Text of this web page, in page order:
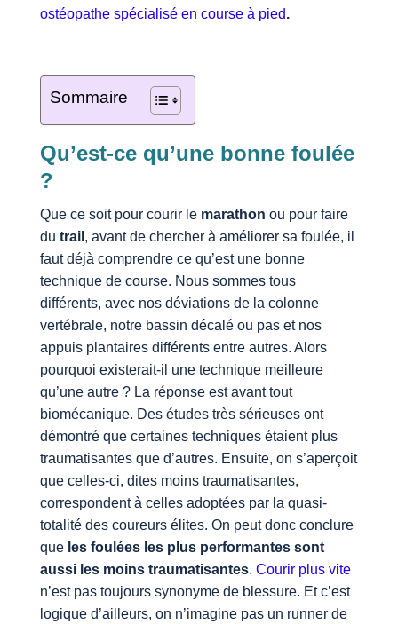
ostéopathe spécialisé en course à pied.
Sommaire
Qu’est-ce qu’une bonne foulée
?
Que ce soit pour courir le marathon ou pour faire
du trail , avant de chercher à améliorer sa foulée, il
faut déjà comprendre ce qu’est une bonne
technique de course. Nous sommes tous
différents, avec nos déviations de la colonne
vertébrale, notre bassin décalé ou pas et nos
appuis plantaires différents entre autres. Alors
pourquoi existerait-il une technique meilleure
qu’une autre ? La réponse est avant tout
biomécanique. Des études très sérieuses ont
démontré que certaines techniques étaient plus
traumatisantes que d’autres. Ensuite, on s’aperçoit
que celles-ci, dites moins traumatisantes,
correspondent à celles adoptées par la quasi-
totalité des coureurs élites. On peut donc conclure
que les foulées les plus performantes sont
aussi les moins traumatisantes. Courir plus vite
n’est pas toujours synonyme de blessure. Et c’est
logique d’ailleurs, on n’imagine pas un runner de